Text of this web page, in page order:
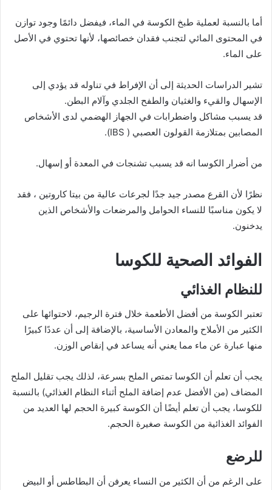
أما بالنسبة لعملية طبخ الكوسة في الماء، فيفضل دائمًا وجود توازن
في المحتوى المائي لتجنب فقدان خصائصها، لأنها تحتوي في الأصل
على الماء.
تشير الدراسات الحديثة إلى أن الإفراط في تناوله قد يؤدي إلى
الإسهال والقيء والغثيان والطفح الجلدي وآلام البطن.
قد يسبب مشاكل واضطرابات في الجهاز الهضمي لدى الأشخاص
المصابين بمتلازمة القولون العصبي ( IBS).
من أضرار الكوسا انه قد يسبب تشنجات في المعدة أو إسهال.
نظرًا لأن القرع مصدر جيد جدًا لجرعات عالية من بيتا كاروتين ، فقد
لا يكون مناسبًا للنساء الحوامل والمرضعات والأشخاص الذين
يدخنون.
الفوائد الصحية للكوسا
للنظام الغذائي
تعتبر الكوسة من أفضل الأطعمة خلال فترة الرجيم، لاحتوائها على
الكثير من الأملاح والمعادن الأساسية، بالإضافة إلى أن عددًا كبيرًا
منها عبارة عن ماء مما يعني أنه يساعد في إنقاص الوزن.
يجب أن تعلم أن الكوسا تمتص الملح بسرعة، لذلك يجب تقليل الملح
المضاف (من الأفضل عدم إضافة الملح أثناء النظام الغذائي) بالنسبة
للكوسا، يجب أن تعلم أيضًا أن الكوسة كبيرة الحجم لها العديد من
الفوائد الغذائية من الكوسة صغيرة الحجم.
للرضع
على الرغم من أن الكثير من النساء يعرفن أن البطاطس أو البيض